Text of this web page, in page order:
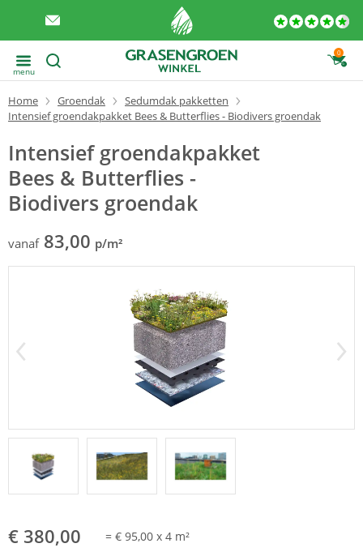
menu
0
Home Groendak
Sedumdak pakketten
Intensief groendakpakket Bees & Butterflies - Biodivers groendak
Intensief groendakpakket
Bees & Butterflies -
Biodivers groendak
vanaf 83,00 p/m²
€ 380,00 = € 95,00 x 4 m²